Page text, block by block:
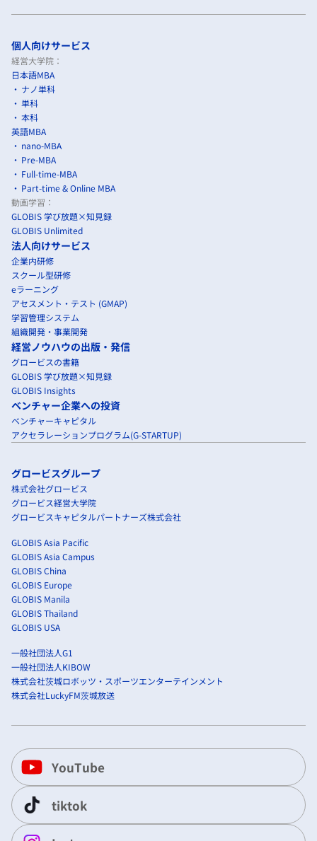
個人向けサービス
経営大学院：
日本語MBA
ナノ単科
単科
本科
英語MBA
nano-MBA
Pre-MBA
Full-time-MBA
Part-time & Online MBA
動画学習：
GLOBIS 学び放題×知見録
GLOBIS Unlimited
法人向けサービス
企業内研修
スクール型研修
eラーニング
アセスメント・テスト (GMAP)
学習管理システム
組織開発・事業開発
経営ノウハウの出版・発信
グロービスの書籍
GLOBIS 学び放題×知見録
GLOBIS Insights
ベンチャー企業への投資
ベンチャーキャピタル
アクセラレーションプログラム(G-STARTUP)
グロービスグループ
株式会社グロービス
グロービス経営大学院
グロービスキャピタルパートナーズ株式会社
GLOBIS Asia Pacific
GLOBIS Asia Campus
GLOBIS China
GLOBIS Europe
GLOBIS Manila
GLOBIS Thailand
GLOBIS USA
一般社団法人G1
一般社団法人KIBOW
株式会社茨城ロボッツ・スポーツエンターテインメント
株式会社LuckyFM茨城放送
YouTube
tiktok